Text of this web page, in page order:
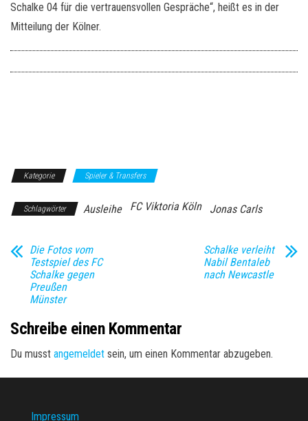
Schalke 04 für die vertrauensvollen Gespräche“, heißt es in der
Mitteilung der Kölner.
Kategorie Spieler & Transfers
Schlagwörter Ausleihe FC Viktoria Köln Jonas Carls
Die Fotos vom
Testspiel des FC
Schalke gegen
Preußen
Münster
Schalke verleiht
Nabil Bentaleb
nach Newcastle
Schreibe einen Kommentar
Du musst angemeldet sein, um einen Kommentar abzugeben.
Impressum